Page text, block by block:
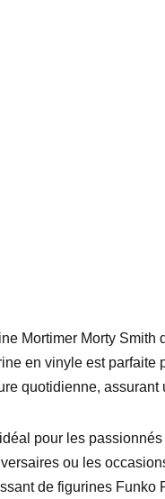
Mortimer Morty
en vinyle est
quotidienne,
pour les
ou les
de figurines Funko